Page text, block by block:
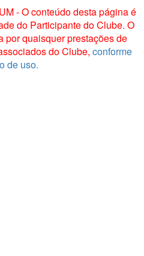
- O conteúdo desta página é
do Participante do Clube. O
por quaisquer prestações de
do Clube, conforme
de uso.